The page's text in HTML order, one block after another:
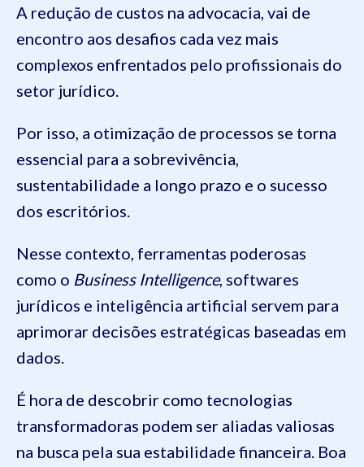
A redução de custos na advocacia, vai de
encontro aos desafios cada vez mais
complexos enfrentados pelo profissionais do
setor jurídico.
Por isso, a otimização de processos se torna
essencial para a sobrevivência,
sustentabilidade a longo prazo e o sucesso
dos escritórios.
Nesse contexto, ferramentas poderosas
como o Business Intelligence, softwares
jurídicos e inteligência artificial servem para
aprimorar decisões estratégicas baseadas em
dados.
É hora de descobrir como tecnologias
transformadoras podem ser aliadas valiosas
na busca pela sua estabilidade financeira. Boa